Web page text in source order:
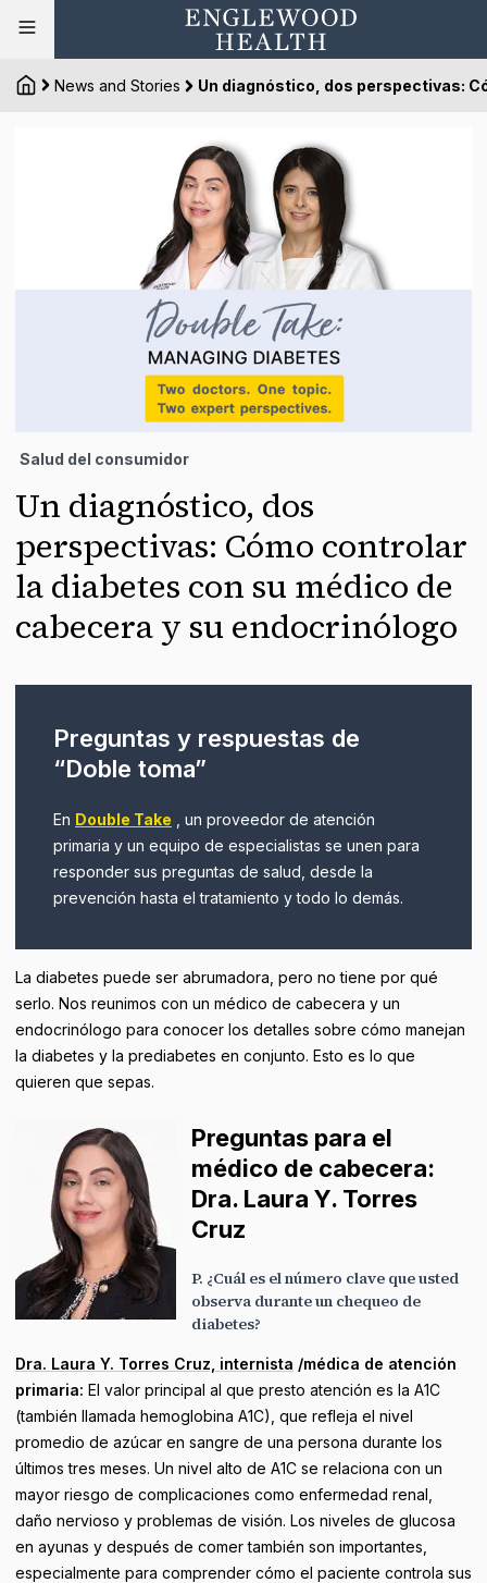
News and Stories Un diagnóstico, dos perspectivas:
Salud del consumidor
Un diagnóstico, dos
perspectivas: Cómo controlar
la diabetes con su médico de
cabecera y su endocrinólogo
Preguntas y respuestas de
“Doble toma”
En Double Take , un proveedor de atención
primaria y un equipo de especialistas se unen para
responder sus preguntas de salud, desde la
prevención hasta el tratamiento y todo lo demás.
La diabetes puede ser abrumadora, pero no tiene por qué
serlo. Nos reunimos con un médico de cabecera y un
endocrinólogo para conocer los detalles sobre cómo manejan
la diabetes y la prediabetes en conjunto. Esto es lo que
quieren que sepas.
Preguntas para el
médico de cabecera:
Dra. Laura Y. Torres
Cruz
P. ¿Cuál es el número clave que usted
observa durante un chequeo de
diabetes?
Dra. Laura Y. Torres Cruz, internista /médica de atención
primaria: El valor principal al que presto atención es la A1C
(también llamada hemoglobina A1C), que refleja el nivel
promedio de azúcar en sangre de una persona durante los
últimos tres meses. Un nivel alto de A1C se relaciona con un
mayor riesgo de complicaciones como enfermedad renal,
daño nervioso y problemas de visión. Los niveles de glucosa
en ayunas y después de comer también son importantes,
especialmente para comprender cómo el paciente controla sus